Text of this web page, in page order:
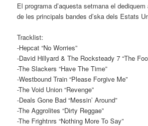
El programa d’aquesta setmana el
de les principals bandes d’ska dels Estats
Tracklist:
-Hepcat “No Worries”
-David Hillyard & The Rocksteady 7 “The
-The Slackers “Have The Time”
-Westbound Train “Please Forgive Me”
-The Void Union “Revenge”
-Deals Gone Bad “Messin’ Around”
-The Aggrolites “Dirty Reggae”
-The Frightnrs “Nothing More To Say”